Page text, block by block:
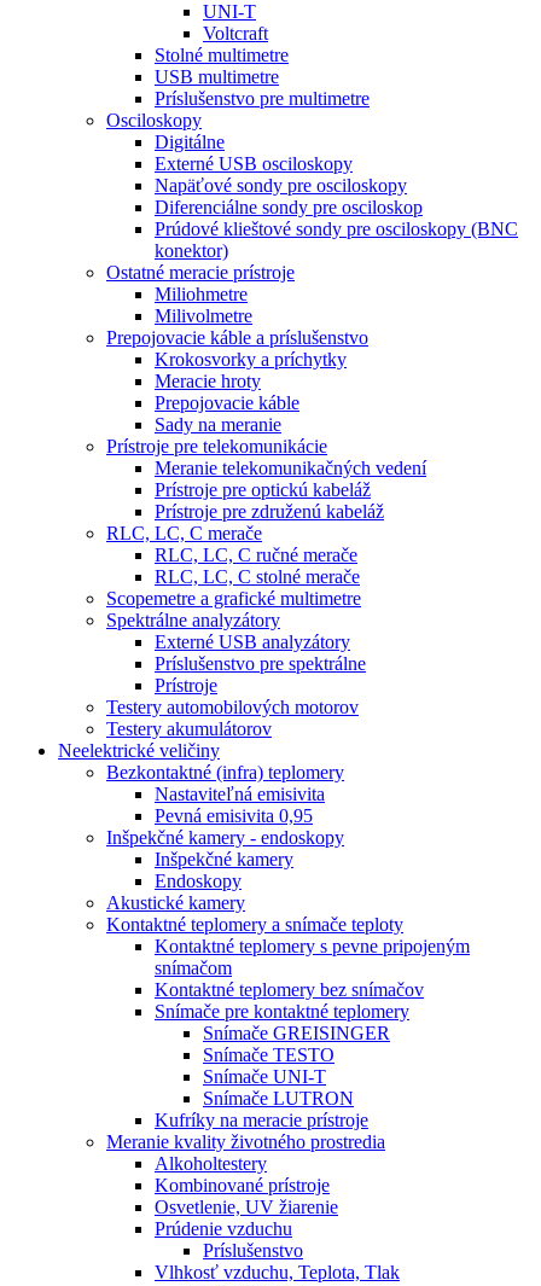
UNI-T
Voltcraft
Stolné multimetre
USB multimetre
Príslušenstvo pre multimetre
Osciloskopy
Digitálne
Externé USB osciloskopy
Napäťové sondy pre osciloskopy
Diferenciálne sondy pre osciloskop
Prúdové klieštové sondy pre osciloskopy (BNC
konektor)
Ostatné meracie prístroje
Miliohmetre
Milivolmetre
Prepojovacie káble a príslušenstvo
Krokosvorky a príchytky
Meracie hroty
Prepojovacie káble
Sady na meranie
Prístroje pre telekomunikácie
Meranie telekomunikačných vedení
Prístroje pre optickú kabeláž
Prístroje pre združenú kabeláž
RLC, LC, C merače
RLC, LC, C ručné merače
RLC, LC, C stolné merače
Scopemetre a grafické multimetre
Spektrálne analyzátory
Externé USB analyzátory
Príslušenstvo pre spektrálne
Prístroje
Testery automobilových motorov
Testery akumulátorov
Neelektrické veličiny
Bezkontaktné (infra) teplomery
Nastaviteľná emisivita
Pevná emisivita 0,95
Inšpekčné kamery - endoskopy
Inšpekčné kamery
Endoskopy
Akustické kamery
Kontaktné teplomery a snímače teploty
Kontaktné teplomery s pevne pripojeným
snímačom
Kontaktné teplomery bez snímačov
Snímače pre kontaktné teplomery
Snímače GREISINGER
Snímače TESTO
Snímače UNI-T
Snímače LUTRON
Kufríky na meracie prístroje
Meranie kvality životného prostredia
Alkoholtestery
Kombinované prístroje
Osvetlenie, UV žiarenie
Prúdenie vzduchu
Príslušenstvo
Vlhkosť vzduchu, Teplota, Tlak